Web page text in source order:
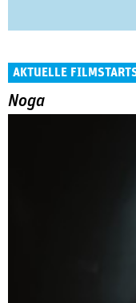
AKTUELLE
Noga